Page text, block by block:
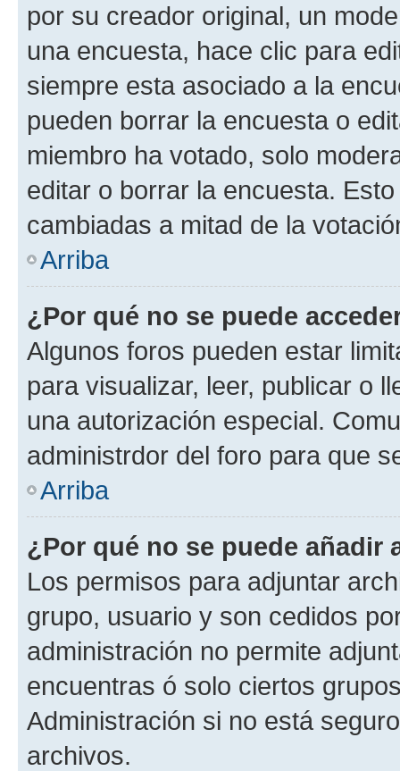
por su creador original, un
una encuesta, hace clic para
siempre esta asociado a la
pueden borrar la encuesta o
miembro ha votado, solo
editar o borrar la encuesta.
cambiadas a mitad de la
Arriba
¿Por qué no se puede
Algunos foros pueden estar
para visualizar, leer, publicar o
una autorización especial.
administrdor del foro para que
Arriba
¿Por qué no se puede añadir
Los permisos para adjuntar
grupo, usuario y son cedidos
administración no permite
encuentras ó solo ciertos
Administración si no está
archivos.